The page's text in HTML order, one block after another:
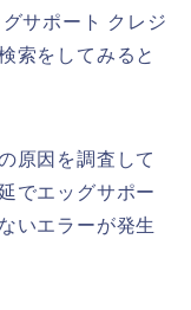
サポート クレジ
索をしてみると
原因を調査して
でエッグサポー
いエラーが発生